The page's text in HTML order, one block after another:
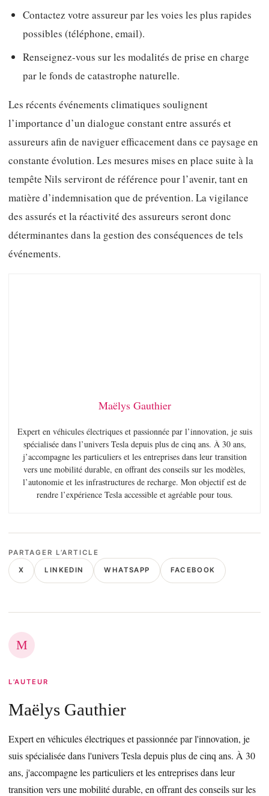
Contactez votre assureur par les voies les plus rapides
possibles (téléphone, email).
Renseignez-vous sur les modalités de prise en charge
par le fonds de catastrophe naturelle.
Les récents événements climatiques soulignent
l’importance d’un dialogue constant entre assurés et
assureurs afin de naviguer efficacement dans ce paysage en
constante évolution. Les mesures mises en place suite à la
tempête Nils serviront de référence pour l’avenir, tant en
matière d’indemnisation que de prévention. La vigilance
des assurés et la réactivité des assureurs seront donc
déterminantes dans la gestion des conséquences de tels
événements.
Maëlys Gauthier
Expert en véhicules électriques et passionnée par l’innovation, je suis
spécialisée dans l’univers Tesla depuis plus de cinq ans. À 30 ans,
j’accompagne les particuliers et les entreprises dans leur transition
vers une mobilité durable, en offrant des conseils sur les modèles,
l’autonomie et les infrastructures de recharge. Mon objectif est de
rendre l’expérience Tesla accessible et agréable pour tous.
PARTAGER L’ARTICLE
X LINKEDIN WHATSAPP FACEBOOK
M
L’AUTEUR
Maëlys Gauthier
Expert en véhicules électriques et passionnée par l'innovation, je
suis spécialisée dans l'univers Tesla depuis plus de cinq ans. À 30
ans, j'accompagne les particuliers et les entreprises dans leur
transition vers une mobilité durable, en offrant des conseils sur les